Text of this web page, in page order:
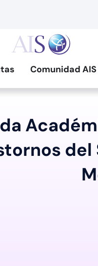
Comunidad AIS